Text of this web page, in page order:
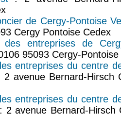
de Cergy-Pontoise
Cergy Pontoise Cedex
entreprises de
95093 Cergy-Pontoise
entreprises du centre
2 avenue Bernard-Hirsch
entreprises du centre
: 2 avenue Bernard-Hirsch